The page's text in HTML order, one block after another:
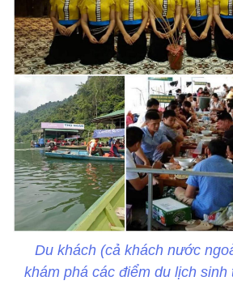
Du khách (cả khách nước
khám phá các điểm du lịch